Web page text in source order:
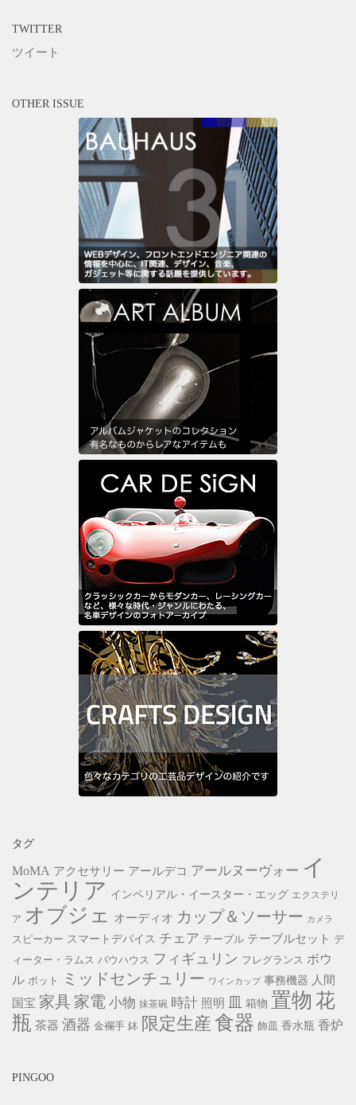
TWITTER
ツイート
OTHER ISSUE
タグ
MoMA アクセサリー アールデコ アールヌーヴォー イ
ンテリア インペリアル・イースター・エッグ エクステリ
ア オブジェ オーディオ カップ＆ソーサー カメラ
スピーカー スマートデバイス チェア テーブル テーブルセット
デ
ィーター・ラムス バウハウス フィギュリン フレグランス ボウ
ル ポット ミッドセンチュリー ワインカップ 事務機器 人間
国宝 家具 家電 小物 抹茶碗 時計 照明 箱物 置物 花
瓶 茶器 酒器 金襴手 鉢 限定生産 食器 飾皿 香水瓶 香炉
PINGOO